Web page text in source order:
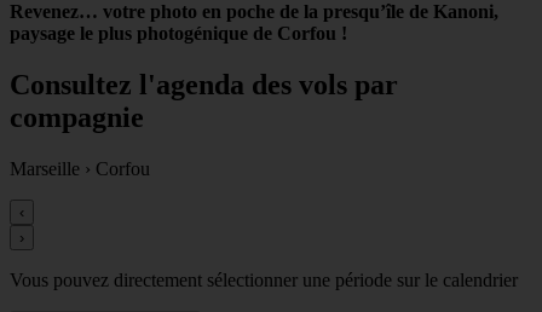
Revenez… votre photo en poche de la presqu’île de Kanoni,
paysage le plus photogénique de Corfou !
Consultez l'agenda des vols par
compagnie
Marseille › Corfou
‹
›
Vous pouvez directement sélectionner une période sur le calendrier